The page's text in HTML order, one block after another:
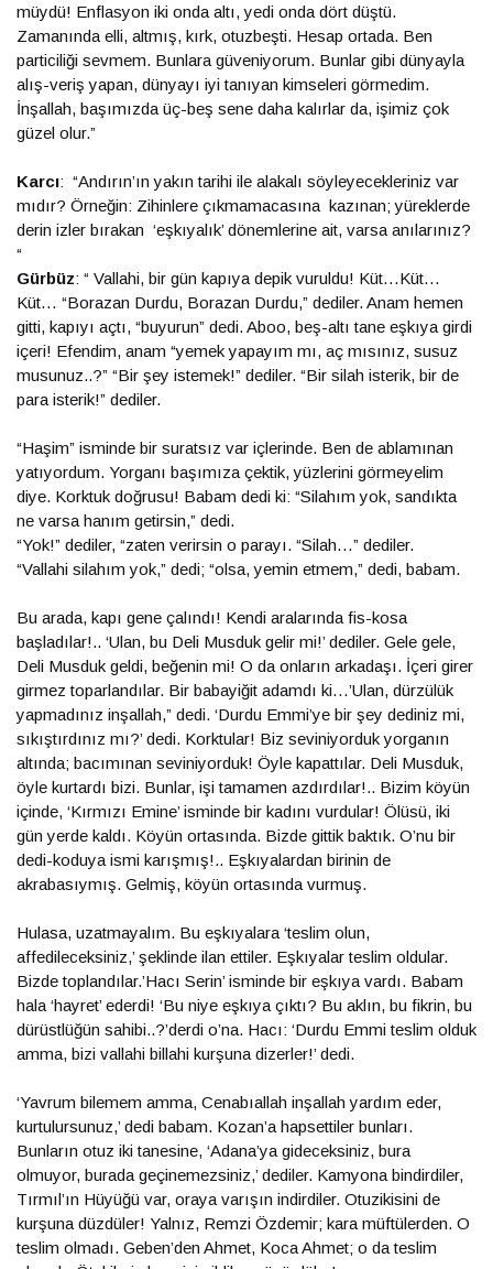
müydü! Enflasyon iki onda altı, yedi onda dört düştü.
Zamanında elli, altmış, kırk, otuzbeşti. Hesap ortada. Ben
particiliği sevmem. Bunlara güveniyorum. Bunlar gibi dünyayla
alış-veriş yapan, dünyayı iyi tanıyan kimseleri görmedim.
İnşallah, başımızda üç-beş sene daha kalırlar da, işimiz çok
güzel olur.”
Karcı: “Andırın’ın yakın tarihi ile alakalı söyleyecekleriniz var
mıdır? Örneğin: Zihinlere çıkmamacasına kazınan; yüreklerde
derin izler bırakan ‘eşkıyalık’ dönemlerine ait, varsa anılarınız?
“
Gürbüz: “ Vallahi, bir gün kapıya depik vuruldu! Küt…Küt…
Küt… “Borazan Durdu, Borazan Durdu,” dediler. Anam hemen
gitti, kapıyı açtı, “buyurun” dedi. Aboo, beş-altı tane eşkıya girdi
içeri! Efendim, anam “yemek yapayım mı, aç mısınız, susuz
musunuz..?” “Bir şey istemek!” dediler. “Bir silah isterik, bir de
para isterik!” dediler.
“Haşim” isminde bir suratsız var içlerinde. Ben de ablamınan
yatıyordum. Yorganı başımıza çektik, yüzlerini görmeyelim
diye. Korktuk doğrusu! Babam dedi ki: “Silahım yok, sandıkta
ne varsa hanım getirsin,” dedi.
“Yok!” dediler, “zaten verirsin o parayı. “Silah…” dediler.
“Vallahi silahım yok,” dedi; “olsa, yemin etmem,” dedi, babam.
Bu arada, kapı gene çalındı! Kendi aralarında fis-kosa
başladılar!.. ‘Ulan, bu Deli Musduk gelir mi!’ dediler. Gele gele,
Deli Musduk geldi, beğenin mi! O da onların arkadaşı. İçeri girer
girmez toparlandılar. Bir babayiğit adamdı ki…’Ulan, dürzülük
yapmadınız inşallah,” dedi. ‘Durdu Emmi’ye bir şey dediniz mi,
sıkıştırdınız mı?’ dedi. Korktular! Biz seviniyorduk yorganın
altında; bacımınan seviniyorduk! Öyle kapattılar. Deli Musduk,
öyle kurtardı bizi. Bunlar, işi tamamen azdırdılar!.. Bizim köyün
içinde, ‘Kırmızı Emine’ isminde bir kadını vurdular! Ölüsü, iki
gün yerde kaldı. Köyün ortasında. Bizde gittik baktık. O’nu bir
dedi-koduya ismi karışmış!.. Eşkıyalardan birinin de
akrabasıymış. Gelmiş, köyün ortasında vurmuş.
Hulasa, uzatmayalım. Bu eşkıyalara ‘teslim olun,
affedileceksiniz,’ şeklinde ilan ettiler. Eşkıyalar teslim oldular.
Bizde toplandılar.’Hacı Serin’ isminde bir eşkıya vardı. Babam
hala ‘hayret’ ederdi! ‘Bu niye eşkıya çıktı? Bu aklın, bu fikrin, bu
dürüstlüğün sahibi..?’derdi o’na. Hacı: ‘Durdu Emmi teslim olduk
amma, bizi vallahi billahi kurşuna dizerler!’ dedi.
‘Yavrum bilemem amma, Cenabıallah inşallah yardım eder,
kurtulursunuz,’ dedi babam. Kozan’a hapsettiler bunları.
Bunların otuz iki tanesine, ‘Adana’ya gideceksiniz, bura
olmuyor, burada geçinemezsiniz,’ dediler. Kamyona bindirdiler,
Tırmıl’ın Hüyüğü var, oraya varışın indirdiler. Otuzikisini de
kurşuna düzdüler! Yalnız, Remzi Özdemir; kara müftülerden. O
teslim olmadı. Geben’den Ahmet, Koca Ahmet; o da teslim